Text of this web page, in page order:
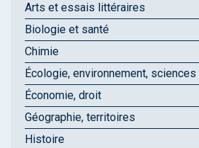
Arts et essais littéraires
Biologie et santé
Chimie
Écologie, environnement, sciences
Économie, droit
Géographie, territoires
Histoire